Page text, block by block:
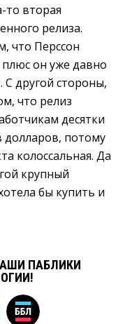
то вторая
релиза.
что Перссон
он уже давно
С другой стороны,
что релиз
десятки
долларов, потому
колоссальная. Да
крупный
бы купить и
ПАБЛИКИ